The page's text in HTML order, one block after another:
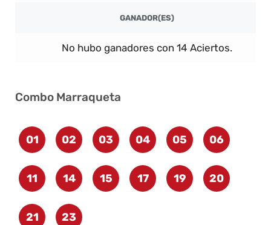
GANADOR(ES)
No hubo ganadores con 14 Aciertos.
Combo Marraqueta
01 02 03 04 05 06
11 14 15 17 19 20
21 23